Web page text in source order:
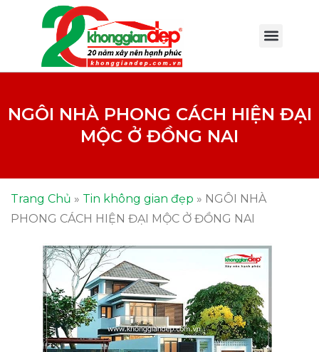
NGÔI NHÀ PHONG CÁCH HIỆN ĐẠI
MỘC Ở ĐỒNG NAI
Trang Chủ » Tin không gian đẹp » NGÔI NHÀ
PHONG CÁCH HIỆN ĐẠI MỘC Ở ĐỒNG NAI